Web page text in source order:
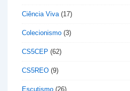
Ciência Viva(17)
Colecionismo (3)
CS5CEP (62)
CS5REO (9)
Escutismo (26)